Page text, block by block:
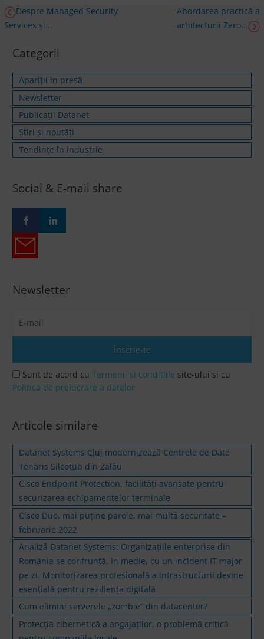
Despre Managed Security
Services și...
Abordarea practică a
arhitecturii Zero...
Categorii
Apariții în presă
Newsletter
Publicații Datanet
Știri și noutăți
Tendințe în industrie
Social & E-mail share
Newsletter
Sunt de acord cuTermenii si conditiile site-ului si cu
Politica de prelucrare a datelor
Articole similare
Datanet Systems Cluj modernizează Centrele de Date
Tenaris Silcotub din Zalău
Cisco Endpoint Protection, facilități avansate pentru
securizarea echipamentelor terminale
Cisco Duo, mai puţine parole, mai multă securitate –
februarie 2022
Analiză Datanet Systems: Organizațiile enterprise din
România se confruntă, în medie, cu un incident IT major
pe zi. Monitorizarea profesională a infrastructurii devine
esențială pentru reziliența digitală
Cum elimini serverele „zombie” din datacenter?
Protecția cibernetică a angajaților, o problemă critică